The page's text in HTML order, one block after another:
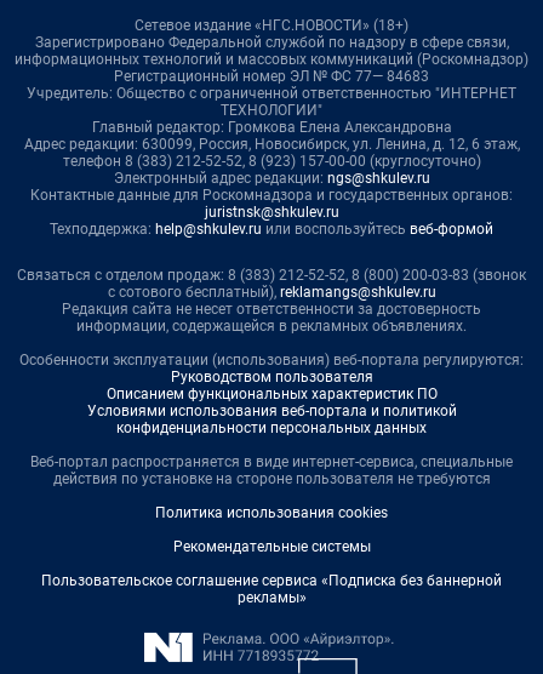
Сетевое издание «НГС.НОВОСТИ» (18+)
Зарегистрировано Федеральной службой по надзору в сфере связи,
информационных технологий и массовых коммуникаций (Роскомнадзор)
Регистрационный номер ЭЛ № ФС 77— 84683
Учредитель: Общество с ограниченной ответственностью "ИНТЕРНЕТ
ТЕХНОЛОГИИ"
Главный редактор: Громкова Елена Александровна
Адрес редакции: 630099, Россия, Новосибирск, ул. Ленина, д. 12, 6 этаж,
телефон 8 (383) 212-52-52, 8 (923) 157-00-00 (круглосуточно)
Электронный адрес редакции: ngs@shkulev.ru
Контактные данные для Роскомнадзора и государственных органов:
juristnsk@shkulev.ru
Техподдержка: help@shkulev.ru или воспользуйтесь веб-формой
Связаться с отделом продаж: 8 (383) 212-52-52, 8 (800) 200-03-83 (звонок
с сотового бесплатный), reklamangs@shkulev.ru
Редакция сайта не несет ответственности за достоверность
информации, содержащейся в рекламных объявлениях.
Особенности эксплуатации (использования) веб-портала регулируются:
Руководством пользователя
Описанием функциональных характеристик ПО
Условиями использования веб-портала и политикой
конфиденциальности персональных данных
Веб-портал распространяется в виде интернет-сервиса, специальные
действия по установке на стороне пользователя не требуются
Политика использования cookies
Рекомендательные системы
Пользовательское соглашение сервиса «Подписка без баннерной
рекламы»